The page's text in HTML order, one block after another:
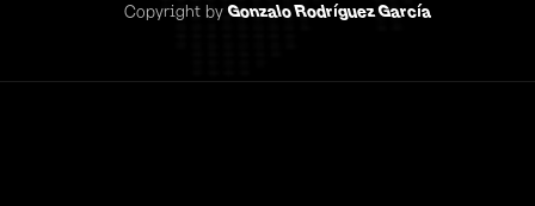
Copyright by Gonzalo Rodríguez García